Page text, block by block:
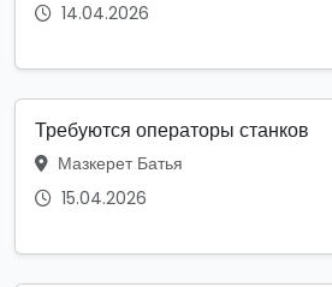
14.04.2026
Требуются операторы станков
Мазкерет Батья
15.04.2026